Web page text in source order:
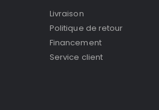
Livraison
Politique de retour
Financement
Service client